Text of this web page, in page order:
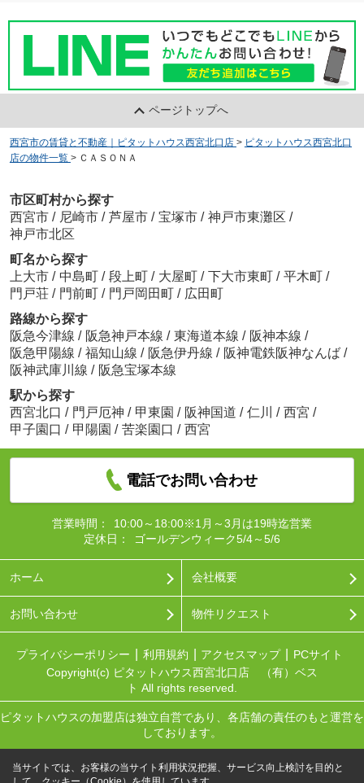
ページトップへ
西宮市の賃貸と不動産｜ピタットハウス西宮北口店 > ピタットハウス西宮北口
店の物件一覧 > ＣＡＳＯＮＡ
市区町村から探す
西宮市 / 尼崎市 / 芦屋市 / 宝塚市 / 神戸市東灘区 /
神戸市北区
町名から探す
上大市 / 中島町 / 段上町 / 大屋町 / 下大市東町 / 平木町 /
門戸荘 / 門前町 / 門戸岡田町 / 広田町
路線から探す
阪急今津線 / 阪急神戸本線 / 東海道本線 / 阪神本線 /
阪急甲陽線 / 福知山線 / 阪急伊丹線 / 阪神電鉄阪神なんば /
阪神武庫川線 / 阪急宝塚本線
駅から探す
西宮北口 / 門戸厄神 / 甲東園 / 阪神国道 / 仁川 / 西宮 /
甲子園口 / 甲陽園 / 苦楽園口 / 西宮
電話でお問い合わせ
営業時間：
10:00～18:00※1月～3月は19時迄営業
定休日：
ゴールデンウィーク5/4～5/6
ホーム 会社概要
お問い合わせ 物件リクエスト
プライバシーポリシー 利用規約 アクセスマップ
PCサイト
Copyright(c) ピタットハウス西宮北口店 （有）ベス
ト All rights reserved.
ピタットハウスの加盟店は独立自営であり、各店舗の責任のもと運営を
しております。
当サイトでは、お客様の当サイト利用状況把握、サービス向上検討を目的と